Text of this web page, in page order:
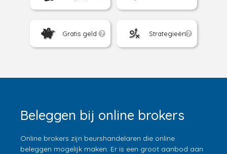
Gratis geld Strategieën
Beleggen bij online brokers
Online brokers zijn beurshandelaren die online
beleggen mogelijk maken. Er is een groot aanbod aan